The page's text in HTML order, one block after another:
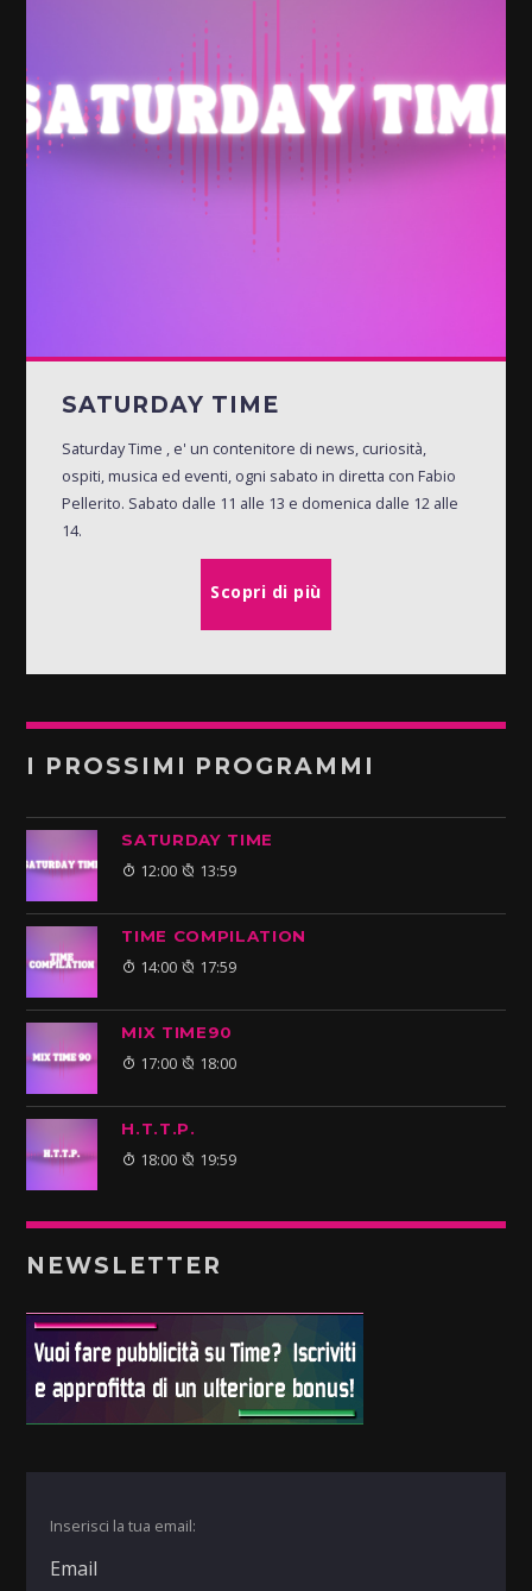
SATURDAY TIME
Saturday Time , e' un contenitore di news, curiosità,
ospiti, musica ed eventi, ogni sabato in diretta con Fabio
Pellerito. Sabato dalle 11 alle 13 e domenica dalle 12 alle
14.
Scopri di più
I PROSSIMI PROGRAMMI
SATURDAY TIME
12:00 13:59
TIME COMPILATION
14:00 17:59
MIX TIME90
17:00 18:00
H.T.T.P.
18:00 19:59
NEWSLETTER
Inserisci la tua email: